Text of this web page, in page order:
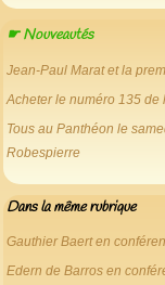
☛ Nouveautés
Jean-Paul Marat et la
Acheter le numéro 135 de
Tous au Panthéon le
Robespierre
Dans la même rubrique
Gauthier Baert en
Edern de Barros en